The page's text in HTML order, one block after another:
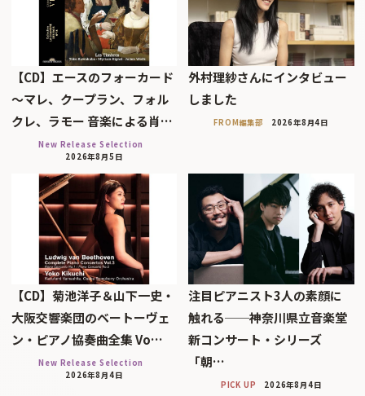
【CD】エースのフォーカード
～マレ、クープラン、フォル
クレ、ラモー 音楽による肖…
New Release Selection
2026年8月5日
外村理紗さんにインタビュー
しました
FROM編集部 2026年8月4日
【CD】菊池洋子＆山下一史・
大阪交響楽団のベートーヴェ
ン・ピアノ協奏曲全集 Vo…
New Release Selection
2026年8月4日
注目ピアニスト3人の素顔に
触れる──神奈川県立音楽堂
新コンサート・シリーズ
「朝…
PICK UP 2026年8月4日